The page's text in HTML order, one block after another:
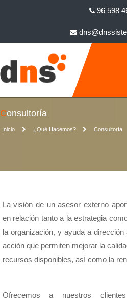
96 598
Consultoría
Inicio ¿Qué Hacemos? Consultoría
La visión de un asesor externo
en relación tanto a la estrategia
la organización, y ayuda a
acción que permiten mejorar la
recursos disponibles, así como la
Ofrecemos a nuestros